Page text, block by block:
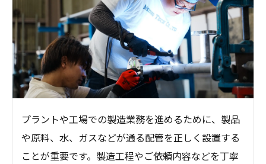
プラントや工場での製造業務を進めるために、製品
や原料、水、ガスなどが通る配管を正しく設置する
ことが重要です。製造工程やご依頼内容などを丁寧